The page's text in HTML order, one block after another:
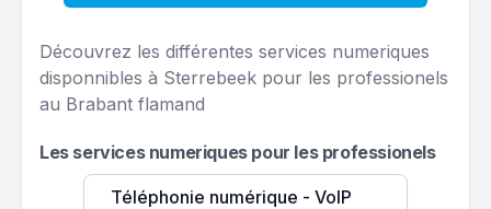
Découvrez les différentes services numeriques
disponnibles à Sterrebeek pour les professionels
au Brabant flamand
Les services numeriques pour les professionels
Téléphonie numérique - VoIP